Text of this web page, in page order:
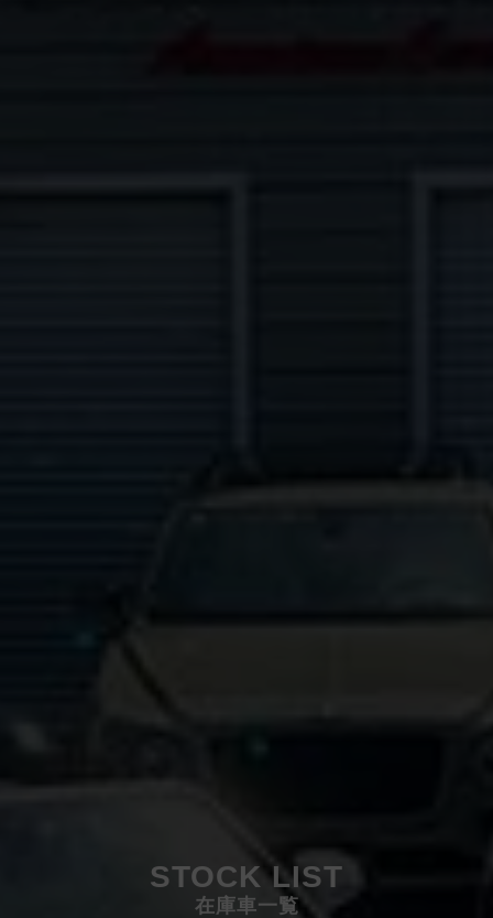
STOCK LIST
在庫車一覧